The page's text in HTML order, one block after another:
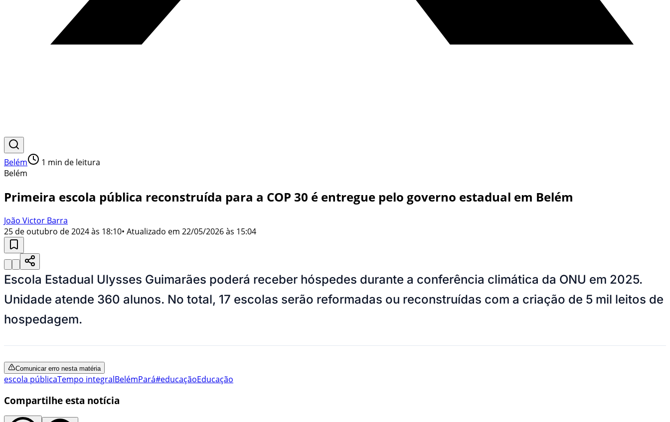
Belém 1 min de leitura
Belém
Primeira escola pública reconstruída para a COP 30 é entregue pelo governo estadual em Belém
João Victor Barra
25 de outubro de 2024 às 18:10• Atualizado em 22/05/2026 às 15:04
Escola Estadual Ulysses Guimarães poderá receber hóspedes durante a conferência climática da ONU em 2025.
Unidade atende 360 alunos. No total, 17 escolas serão reformadas ou reconstruídas com a criação de 5 mil leitos de
hospedagem.
Comunicar erro nesta matéria
escola públicaTempo integralBelémPará#educaçãoEducação
Compartilhe esta notícia